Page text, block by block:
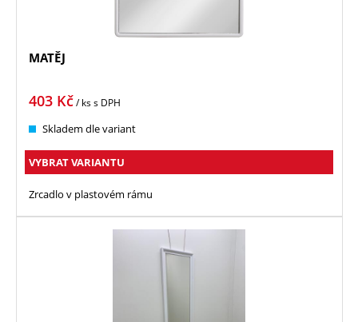
MATĚJ
403 Kč/ kss DPH
Skladem dle variant
VYBRAT VARIANTU
Zrcadlo v plastovém rámu